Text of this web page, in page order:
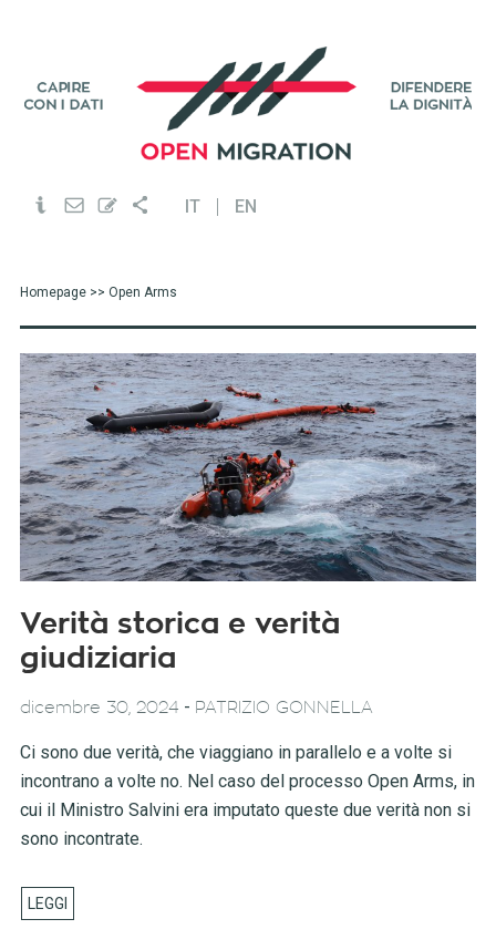
IT EN
Homepage>> Open Arms
Verità storica e verità
giudiziaria
dicembre 30, 2024 - PATRIZIO GONNELLA
Ci sono due verità, che viaggiano in parallelo e a volte si
incontrano a volte no. Nel caso del processo Open Arms, in
cui il Ministro Salvini era imputato queste due verità non si
sono incontrate.